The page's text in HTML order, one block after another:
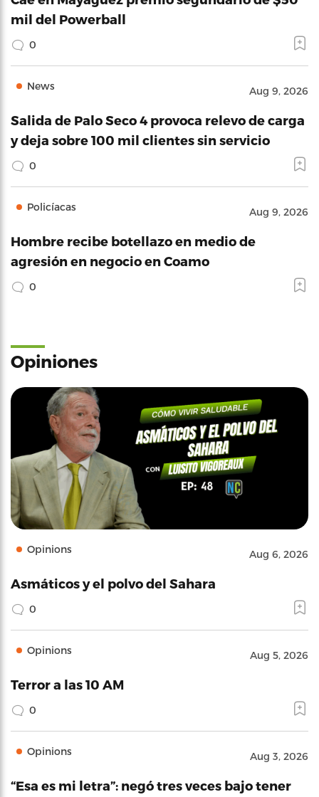
mil del Powerball
0
News Aug 9, 2026
Salida de Palo Seco 4 provoca relevo de carga
y deja sobre 100 mil clientes sin servicio
0
Policíacas Aug 9, 2026
Hombre recibe botellazo en medio de
agresión en negocio en Coamo
0
Opiniones
Opinions Aug 6, 2026
Asmáticos y el polvo del Sahara
0
Opinions Aug 5, 2026
Terror a las 10 AM
0
Opinions Aug 3, 2026
“Esa es mi letra”: negó tres veces bajo tener